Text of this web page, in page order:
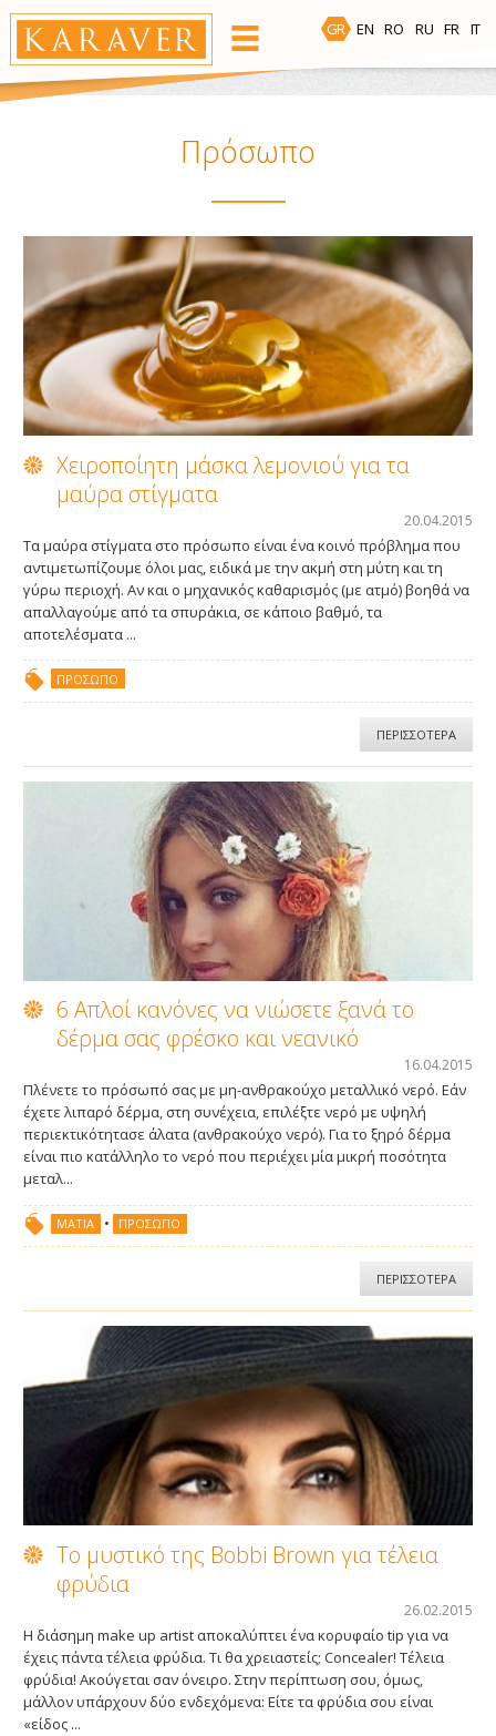
ΠΡΟΪΌΝΤΑ
Περιοχή Αποτρίχωσης
Πρόσωπο Σώμα Μπικίνι Μασχάλες
Ζεστό Κερί
Bees Wax
Ταινίες έτοιμες για χρήση
Crystal Προσώπου / σε σελοφάν
Crystal Σώματος / σε σελοφάν
Man ThickHair Strips
Velvet Προσώπου
Velvet Μπικίνι
Ξανθιστική Κρέμα
Golden Bleach
Sugar Wax
Ρολέτα
Ανταλλακτικό Κερί σε Ρολέτα
Κρέμα Αποτρίχωσης
Hair Vanish Προσώπου
Αξεσουάρ Αποτρίχωσης
Azulene Oil Μαντηλάκια
Extra Περιποίηση
GR EN RO RU FR IT
Πρόσωπο
Χειροποίητη μάσκα λεμονιού για τα
μαύρα στίγματα
20.04.2015
Τα μαύρα στίγματα στο πρόσωπο είναι ένα κοινό πρόβλημα που
αντιμετωπίζουμε όλοι μας, ειδικά με την ακμή στη μύτη και τη
γύρω περιοχή. Αν και ο μηχανικός καθαρισμός (με ατμό) βοηθά να
απαλλαγούμε από τα σπυράκια, σε κάποιο βαθμό, τα
αποτελέσματα ...
ΠΡΌΣΩΠΟ
ΠΕΡΙΣΣΟΤΕΡΑ
6 Aπλοί κανόνες να νιώσετε ξανά το
δέρμα σας φρέσκο και νεανικό
16.04.2015
Πλένετε το πρόσωπό σας με μη-ανθρακούχο μεταλλικό νερό. Εάν
έχετε λιπαρό δέρμα, στη συνέχεια, επιλέξτε νερό με υψηλή
περιεκτικότητασε άλατα (ανθρακούχο νερό). Για το ξηρό δέρμα
είναι πιο κατάλληλο το νερό που περιέχει μία μικρή ποσότητα
μεταλ...
ΜΆΤΙΑ • ΠΡΌΣΩΠΟ
ΠΕΡΙΣΣΟΤΕΡΑ
To μυστικό της Bobbi Brown για τέλεια
φρύδια
26.02.2015
Η διάσημη make up artist αποκαλύπτει ένα κορυφαίο tip για να
έχεις πάντα τέλεια φρύδια. Τι θα χρειαστείς; Concealer! Tέλεια
φρύδια! Ακούγεται σαν όνειρο. Στην περίπτωση σου, όμως,
μάλλον υπάρχουν δύο ενδεχόμενα: Είτε τα φρύδια σου είναι
«είδος ...